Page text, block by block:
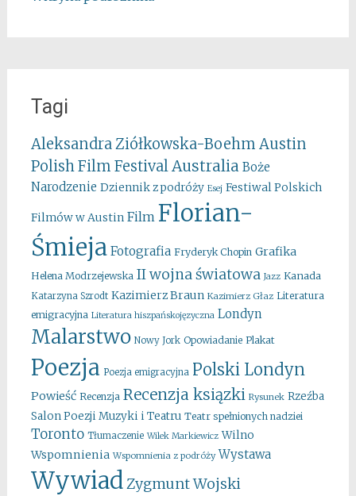
Tagi
Aleksandra Ziółkowska-Boehm Austin
Polish Film FestivalAustralia Boże
Narodzenie Dziennik z podróży Esej Festiwal Polskich
Filmów w Austin Film Florian-
Śmieja Fotografia Fryderyk Chopin Grafika
Helena Modrzejewska II wojna światowa Jazz Kanada
Katarzyna Szrodt Kazimierz Braun Kazimierz Głaz Literatura
emigracyjna Literatura hiszpańskojęzyczna Londyn
Malarstwo Nowy Jork Opowiadanie Plakat
Poezja Poezja emigracyjna Polski Londyn
Powieść Recenzja Recenzja ksiązki Rysunek Rzeźba
Salon Poezji Muzyki i Teatru Teatr spełnionych nadziei
Toronto Tłumaczenie Wilek Markiewicz Wilno
Wspomnienia Wspomnienia z podróży Wystawa
WywiadZygmunt Wojski